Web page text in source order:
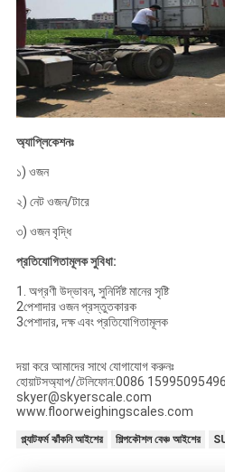
অ্যাপ্লিকেশনঃ
১) ওজন
২) নেট ওজন/টারে
৩) ওজন বৃদ্ধি
প্রতিযোগিতামূলক সুবিধা:
1. অগ্রণী উদ্ভাবন, সুনির্দিষ্ট মানের সৃষ্টি
2পেশাদার ওজন প্রস্তুতকারক
3পেশাদার, দক্ষ এবং প্রতিযোগিতামূলক
দয়া করে আমাদের সাথে যোগাযোগ করুনঃ
হোয়াটসঅ্যাপ/টেলিফোন:0086 15995095496
skyer@skyerscale.com
www.floorweighingscales.com
প্ল্যাটফর্ম ঝাঁকনি আইশের শিল্পকৌশল বেঞ্চ আইশের